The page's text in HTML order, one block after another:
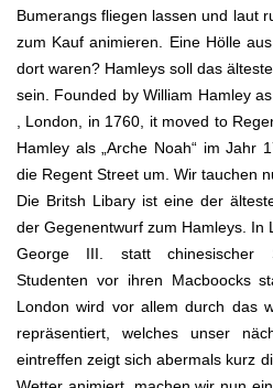
Bumerangs fliegen lassen und laut
zum Kauf animieren. Eine Hölle
dort waren? Hamleys soll das
sein. Founded by William Hamley as
, London, in 1760, it moved to
Hamley als „Arche Noah“ im Jahr
die Regent Street um. Wir tauchen
Die Britsh Libary ist eine der
der Gegenentwurf zum Hamleys. In
George III. statt chinesischer
Studenten vor ihren Macboocks
London wird vor allem durch das
repräsentiert, welches unser
eintreffen zeigt sich abermals kurz